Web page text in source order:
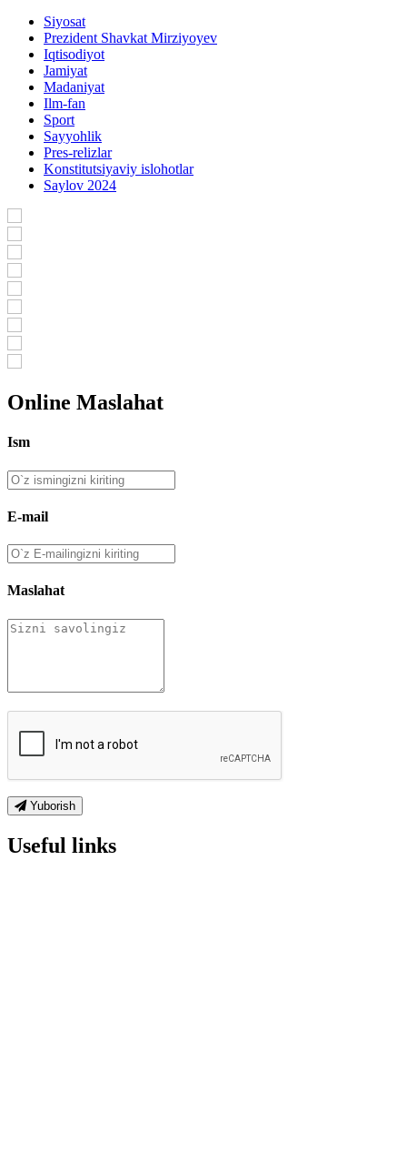
Siyosat
Prezident Shavkat Mirziyoyev
Iqtisodiyot
Jamiyat
Madaniyat
Ilm-fan
Sport
Sayyohlik
Pres-relizlar
Konstitutsiyaviy islohotlar
Saylov 2024
Online Maslahat
Ism
E-mail
Maslahat
Yuborish
Useful links